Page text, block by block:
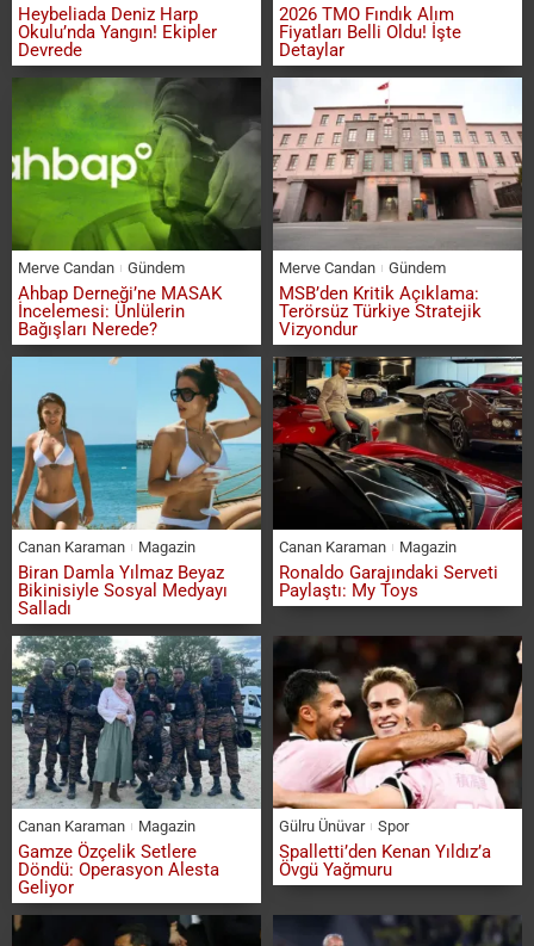
Heybeliada Deniz Harp
Okulu’nda Yangın! Ekipler
Devrede
2026 TMO Fındık Alım
Fiyatları Belli Oldu! İşte
Detaylar
Merve Candan Gündem
Ahbap Derneği’ne MASAK
İncelemesi: Ünlülerin
Bağışları Nerede?
Merve Candan Gündem
MSB’den Kritik Açıklama:
Terörsüz Türkiye Stratejik
Vizyondur
Canan Karaman Magazin
Biran Damla Yılmaz Beyaz
Bikinisiyle Sosyal Medyayı
Salladı
Canan Karaman Magazin
Ronaldo Garajındaki Serveti
Paylaştı: My Toys
Canan Karaman Magazin
Gamze Özçelik Setlere
Döndü: Operasyon Alesta
Geliyor
Gülru Ünüvar Spor
Spalletti’den Kenan Yıldız’a
Övgü Yağmuru